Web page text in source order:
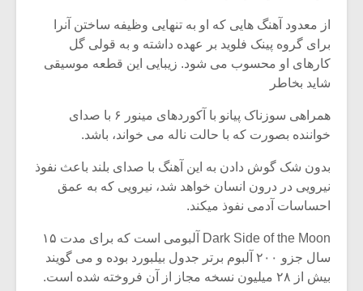
از معدود آهنگ هایی که او به تنهایی وظیفه ساختن آنرا
برای گروه پینک فلوید بر عهده داشته و به قولی گل
کارهای او محسوب می شود. زیبایی این قطعه موسیقی
شاید بخاطر
همراهی سوزناک پیانو با آکوردهای مینور ۶ با صدای
خواننده بصورت که با حالت ناله می خواند، باشد.
بدون شک گوش دادن به این آهنگ با صدای بلند باعث نفوذ
نیرویی در درون انسان خواهد شد، نیرویی که به عمق
احساسات آدمی نفوذ میکند.
Dark Side of the Moon آلبومی است که برای مدت ۱۵
سال جزو ۲۰۰ آلبوم برتر جدول بیلبورد بوده و می گویند
بیش از ۲۸ میلیون نسخه مجاز از آن فروخته شده است.